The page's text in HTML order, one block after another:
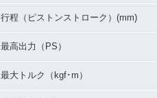
行程（ピストンストローク）(mm)
最高出力（PS）
最大トルク（kgf･m）